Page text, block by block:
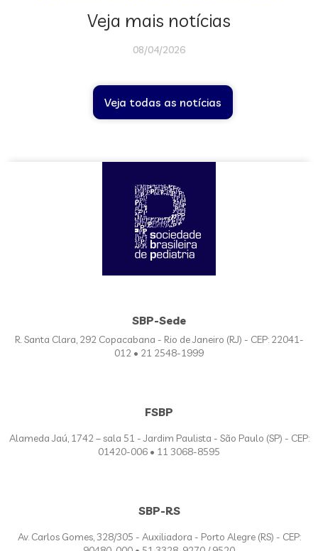
Veja mais notícias
08/04/2026
Veja todas as notícias
SBP-Sede
R. Santa Clara, 292 Copacabana - Rio de Janeiro (RJ) - CEP: 22041-
012 • 21 2548-1999
FSBP
Alameda Jaú, 1742 – sala 51 - Jardim Paulista - São Paulo (SP) - CEP:
01420-006 • 11 3068-8595
SBP-RS
Av. Carlos Gomes, 328/305 - Auxiliadora - Porto Alegre (RS) - CEP: